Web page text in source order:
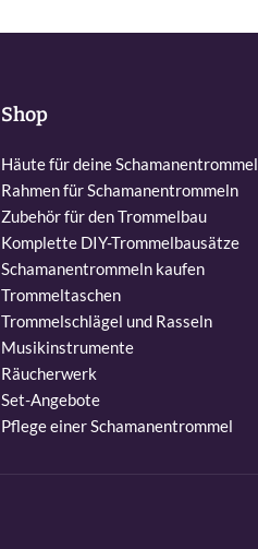
Shop
Häute für deine Schamanentrommel
Rahmen für Schamanentrommeln
Zubehör für den Trommelbau
Komplette DIY-Trommelbausätze
Schamanentrommeln kaufen
Trommeltaschen
Trommelschlägel und Rasseln
Musikinstrumente
Räucherwerk
Set-Angebote
Pflege einer Schamanentrommel